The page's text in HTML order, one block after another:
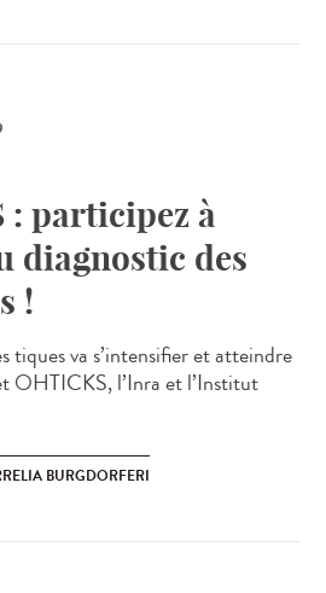
: participez à
diagnostic des
!
tiques va s’intensifier et atteindre
OHTICKS, l’Inra et l’Institut
BURGDORFERI